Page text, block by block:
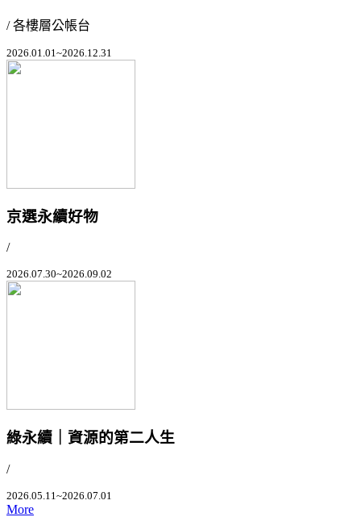
/ 各樓層公帳台
2026.01.01~2026.12.31
京選永續好物
/
2026.07.30~2026.09.02
綠永續｜資源的第二人生
/
2026.05.11~2026.07.01
More